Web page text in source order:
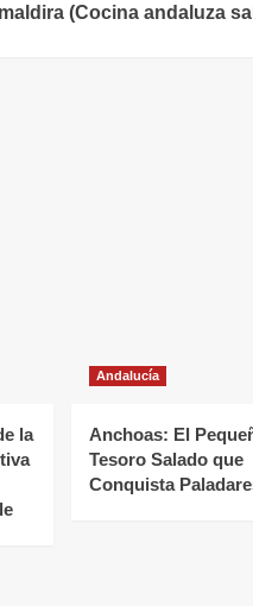
(Cocina andaluza
la
Andalucía
Anchoas: El
Tesoro Salado que
Conquista